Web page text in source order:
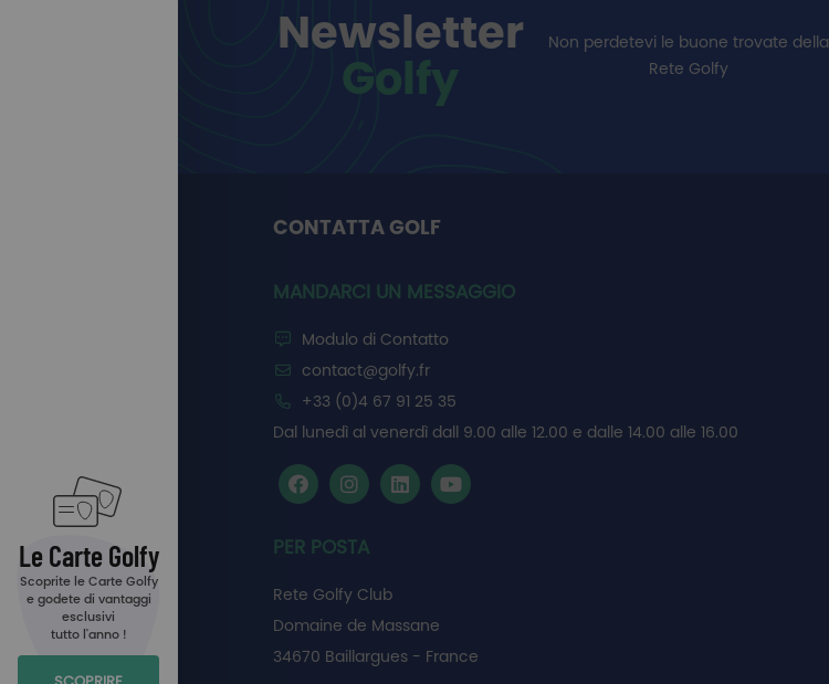
Le Carte Golfy
Scoprite le Carte Golfy
e godete di vantaggi
esclusivi
tutto l'anno !
Newsletter
Golfy
Non perdetevi le buone trovate della
Rete Golfy
CONTATTA GOLF
MANDARCI UN MESSAGGIO
Modulo di Contatto
contact@golfy.fr
+33 (0)4 67 91 25 35
Dal lunedì al venerdì dall 9.00 alle 12.00 e dalle 14.00 alle 16.00
PER POSTA
Rete Golfy Club
Domaine de Massane
34670 Baillargues - France